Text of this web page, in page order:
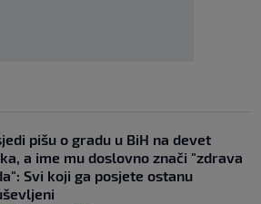
pišu o gradu u BiH na devet
a ime mu doslovno znači "zdrava
Svi koji ga posjete ostanu